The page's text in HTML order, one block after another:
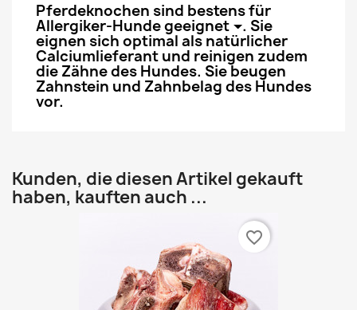
Pferdeknochen sind bestens für
Allergiker-Hundegeeignet . Sie
eignen sich optimal als natürlicher
Calciumlieferant und reinigen zudem
die Zähne des Hundes. Sie beugen
Zahnstein und Zahnbelag des Hundes
vor.
Kunden, die diesen Artikel gekauft
haben, kauften auch ...
favorite_border